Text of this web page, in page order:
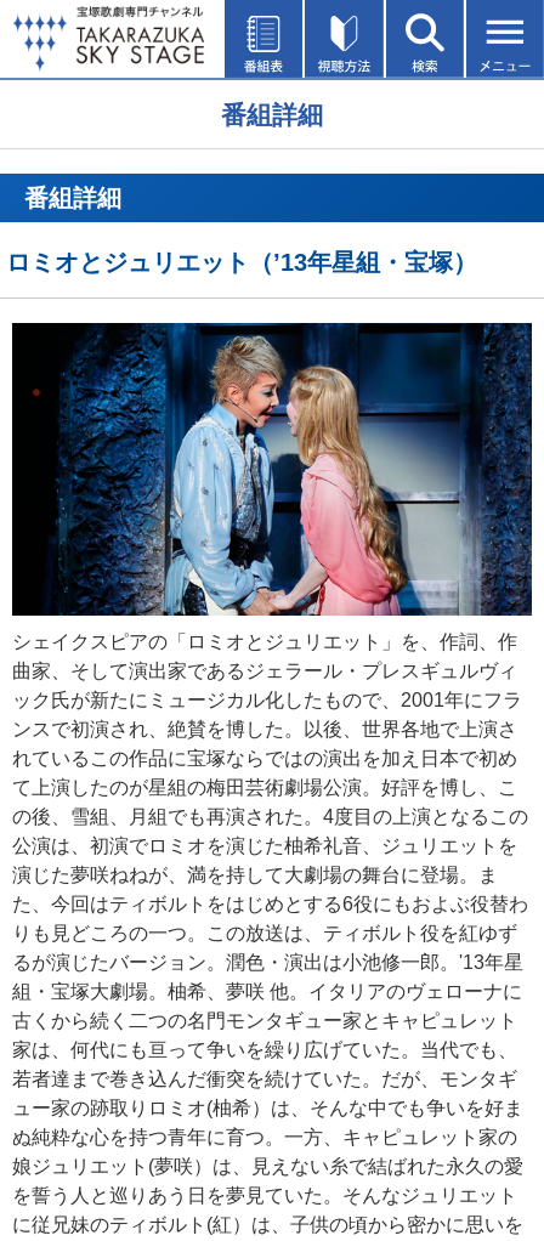
番組詳細
番組詳細
ロミオとジュリエット（’13年星組・宝塚）
シェイクスピアの「ロミオとジュリエット」を、作詞、作
曲家、そして演出家であるジェラール・プレスギュルヴィ
ック氏が新たにミュージカル化したもので、2001年にフラ
ンスで初演され、絶賛を博した。以後、世界各地で上演さ
れているこの作品に宝塚ならではの演出を加え日本で初め
て上演したのが星組の梅田芸術劇場公演。好評を博し、こ
の後、雪組、月組でも再演された。4度目の上演となるこの
公演は、初演でロミオを演じた柚希礼音、ジュリエットを
演じた夢咲ねねが、満を持して大劇場の舞台に登場。ま
た、今回はティボルトをはじめとする6役にもおよぶ役替わ
りも見どころの一つ。この放送は、ティボルト役を紅ゆず
るが演じたバージョン。潤色・演出は小池修一郎。'13年星
組・宝塚大劇場。柚希、夢咲 他。イタリアのヴェローナに
古くから続く二つの名門モンタギュー家とキャピュレット
家は、何代にも亘って争いを繰り広げていた。当代でも、
若者達まで巻き込んだ衝突を続けていた。だが、モンタギ
ュー家の跡取りロミオ(柚希）は、そんな中でも争いを好ま
ぬ純粋な心を持つ青年に育つ。一方、キャピュレット家の
娘ジュリエット(夢咲）は、見えない糸で結ばれた永久の愛
を誓う人と巡りあう日を夢見ていた。そんなジュリエット
に従兄妹のティボルト(紅）は、子供の頃から密かに思いを